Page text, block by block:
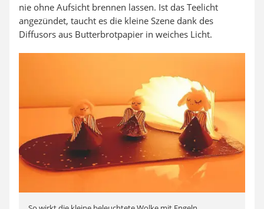
nie ohne Aufsicht brennen lassen. Ist das Teelicht
angezündet, taucht es die kleine Szene dank des
Diffusors aus Butterbrotpapier in weiches Licht.